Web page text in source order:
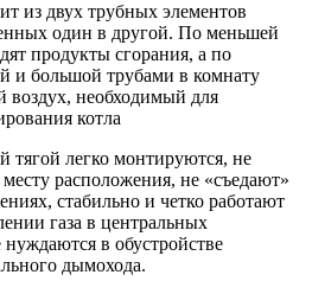
из двух трубных элементов
один в другой. По меньшей
продукты сгорания, а по
и большой трубами в комнату
воздух, необходимый для
котла
тягой легко монтируются, не
расположения, не «съедают»
стабильно и четко работают
газа в центральных
в обустройстве
дымохода.